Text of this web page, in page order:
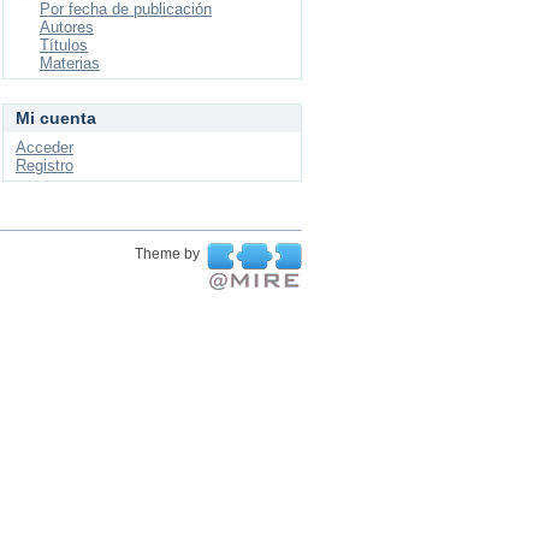
Por fecha de publicación
Autores
Títulos
Materias
Mi cuenta
Acceder
Registro
Theme by